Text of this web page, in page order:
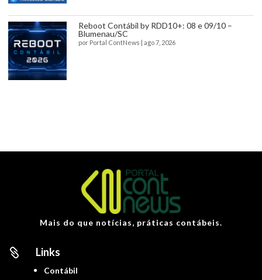
Reboot Contábil by RDD10+: 08 e 09/10 –
Blumenau/SC
por Portal ContNews ago 7, 2026
Mais do que notícias, práticas contábeis.
 Links
Contábil